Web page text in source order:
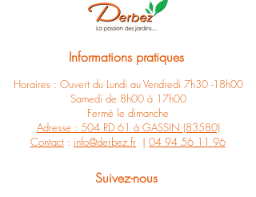
Informations pratiques
Horaires : Ouvert du Lundi au Vendredi 7h30 -18h00
Samedi de 8h00 à 17h00
Fermé le dimanche
Adresse : 504 RD 61 à GASSIN (83580)
Contact : info@derbez.fr | 04 94 56 11 96
Suivez-nous